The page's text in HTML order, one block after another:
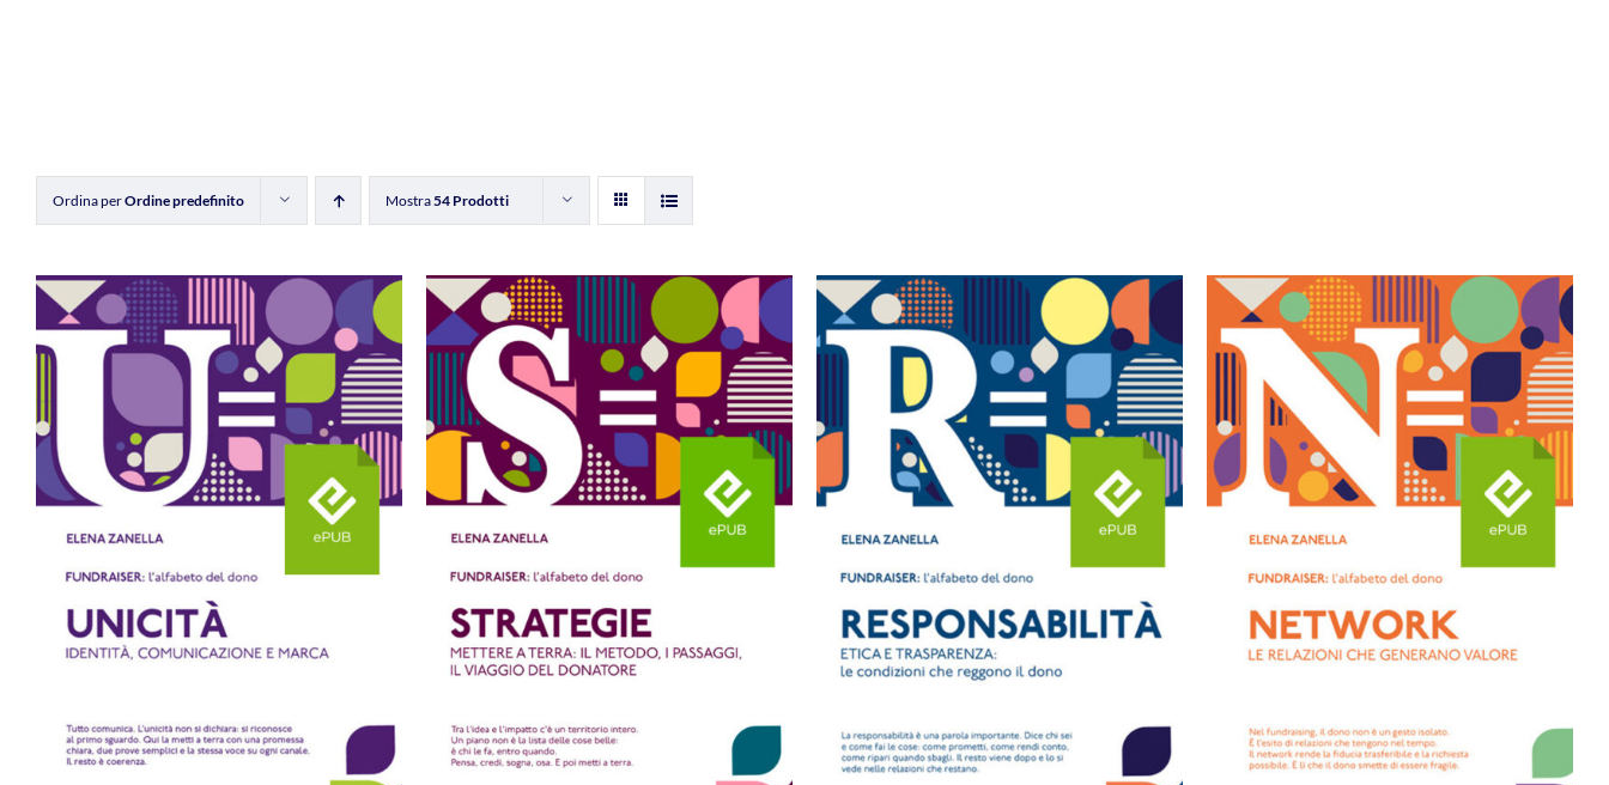
Ordina perOrdine predefinito Mostra54 Prodotti